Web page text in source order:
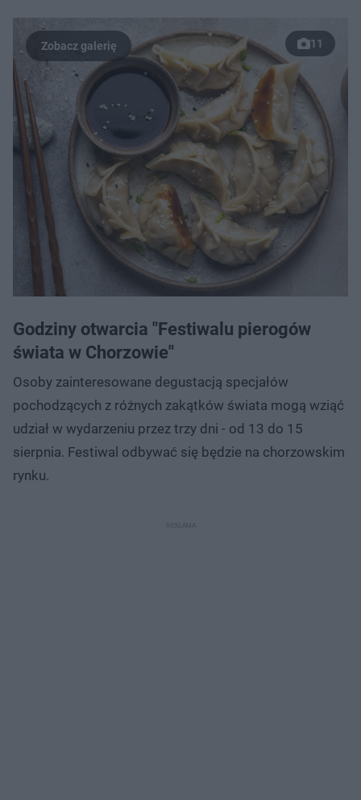
11
Godziny otwarcia "Festiwalu pierogów
świata w Chorzowie"
Osoby zainteresowane degustacją specjałów
pochodzących z różnych zakątków świata mogą wziąć
udział w wydarzeniu przez trzy dni - od 13 do 15
sierpnia. Festiwal odbywać się będzie na chorzowskim
rynku.